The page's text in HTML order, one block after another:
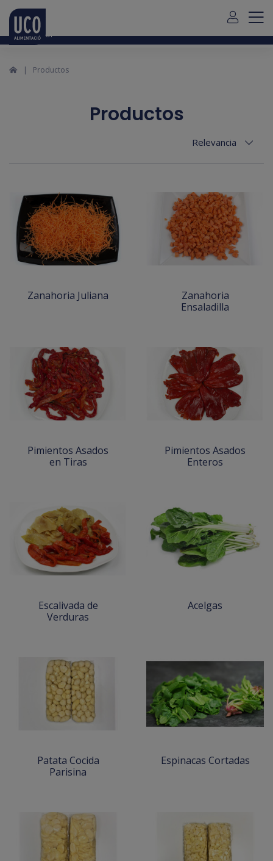
Para envío de pedidos fuera de Mallorca debe contactar con
Español
Productos
Productos
Relevancia
Zanahoria Juliana
Zanahoria
Ensaladilla
Pimientos Asados
en Tiras
Pimientos Asados
Enteros
Escalivada de
Verduras
Acelgas
Patata Cocida
Parisina
Espinacas Cortadas